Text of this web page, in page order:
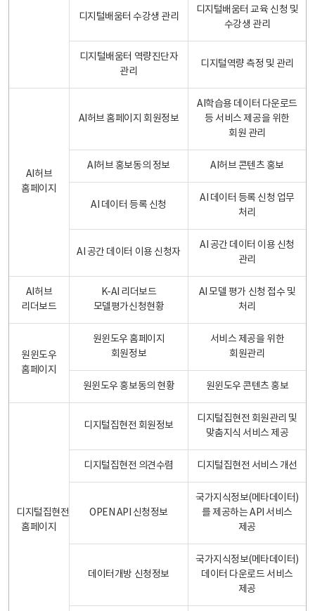
디지털배움터 수강생 관리
디지털배움터 교육 신청 및
수강생 관리
디지털배움터 역량진단자
관리
디지털역량 측정 및 관리
AI허브
홈페이지
AI허브 홈페이지 회원정보
AI학습용 데이터 다운로드
등 서비스 제공을 위한
회원 관리
AI허브 홍보동의 정보 AI허브 콘텐츠 홍보
AI 데이터 등록 신청
AI 데이터 등록 신청 업무
처리
AI 공간 데이터 이용 신청자
AI 공간 데이터 이용 신청
관리
AI허브
리더보드
K-AI 리더보드
모델평가신청현황
AI 모델 평가 신청 접수 및
처리
원윈도우
홈페이지
원윈도우 홈페이지
회원정보
서비스 제공을 위한
회원관리
원윈도우 홍보동의 현황 원윈도우 콘텐츠 홍보
디지털집현전
홈페이지
디지털집현전 회원정보
디지털집현전 회원관리 및
맞춤지식 서비스 제공
디지털집현전 의견수렴 디지털집현전 서비스 개선
OPEN API 신청정보
국가지식정보(메타데이터)
를 제공하는 API 서비스
제공
데이터개방 신청정보
국가지식정보(메타데이터)
데이터 다운로드 서비스
제공